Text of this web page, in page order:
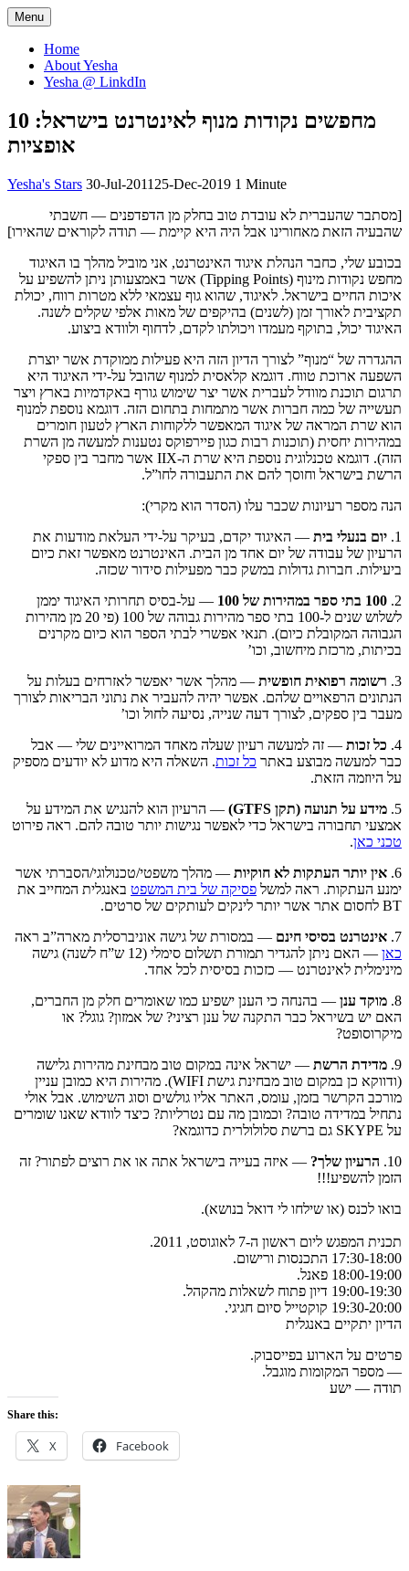
Skip
to
content
Dr Yesha / Prof Yesha
Let's think… together
Menu
Home
About Yesha
Yesha @ LinkdIn
מחפשים נקודות מנוף לאינטרנט בישראל: 10
אופציות
Yesha
Yesha's Stars 30-Jul-2011 25-Dec-2019 1 Minute
[מסתבר שהעברית לא עובדת טוב בחלק מן הדפדפנים — חשבתי
שהבעיה הזאת מאחורינו אבל היה היא קיימת — תודה לקוראים שהאירו]
בכובע שלי, כחבר הנהלת איגוד האינטרנט, אני מוביל מהלך בו האיגוד
מחפש נקודות מינוף (Tipping Points) אשר באמצעותן ניתן להשפיע על
איכות החיים בישראל. לאיגוד, שהוא גוף עצמאי ללא מטרות רווח, יכולת
תקציבית לאורך זמן (לשנים) בהיקפים של מאות אלפי שקלים לשנה.
האיגוד יכול, בתוקף מעמדו ויכולתו לקדם, לדחוף ולוודא ביצוע.
ההגדרה של “מנוף” לצורך הדיון הזה היא פעילות ממוקדת אשר יוצרת
השפעה ארוכת טווח. דוגמא קלאסית למנוף שהובל על-ידי האיגוד היא
תרגום תוכנת מוודל לעברית אשר יצר שימוש גורף באקדמיות בארץ ויצר
תעשייה של כמה חברות אשר מתמחות בתחום הזה. דוגמא נוספת למנוף
הוא שרת המראה של איגוד המאפשר ללקוחות הארץ לטעון חומרים
במהירות יחסית (תוכנות רבות כגון פיירפוקס נטענות למעשה מן השרת
הזה). דוגמא טכנלוגית נוספת היא שרת ה-IIX אשר מחבר בין ספקי
הרשת בישראל וחוסך להם את התעבורה לחו”ל.
הנה מספר רעיונות שכבר עלו (הסדר הוא מקרי):
1. יום בנעלי בית — האיגוד יקדם, בעיקר על-ידי העלאת מודעות את
הרעיון של עבודה של יום אחד מן הבית. האינטרנט מאפשר זאת כיום
ביעילות. חברות גדולות במשק כבר מפעילות סידור שכזה.
2. 100 בתי ספר במהירות של 100
— על-בסיס תחרותי האיגוד יממן
לשלוש שנים ל-100 בתי ספר מהירות גבוהה של 100 (פי 20 מן מהירות
הגבוהה המקובלת כיום). תנאי אפשרי לבתי הספר הוא כיום מקרנים
בכיתות, מרכזת מיחשוב, וכו’
3. רשומה רפואית חופשית — מהלך אשר יאפשר לאזרחים בעלות על
הנתונים הרפאויים שלהם. אפשר יהיה להעביר את נתוני הבריאות לצורך
מעבר בין ספקים, לצורך דעה שנייה, נסיעה לחול וכו’
4. כל זכות — זה למעשה רעיון שעלה מאחד המרואיינים שלי — אבל
כבר למעשה מבוצע באתר כל זכות. השאלה היא מדוע לא יודעים מספיק
על היוזמה הזאת.
5. מידע על תנועה (תקן GTFS)
— הרעיון הוא להנגיש את המידע על
אמצעי תחבורה בישראל כדי לאפשר נגישות יותר טובה להם. ראה פירוט
טכני כאן.
6. אין יותר העתקות לא חוקיות — מהלך משפטי/טכנולוגי/הסברתי אשר
ימנע העתקות. ראה למשל פסיקה של בית המשפט באנגלית המחייב את
BT לחסום אתר אשר יותר לינקים לעותקים של סרטים.
7. אינטרנט בסיסי חינם — במסורת של גישה אוניברסלית מארה”ב ראה
כאן
— האם ניתן להגדיר תמורת תשלום סימלי (12 ש”ח לשנה) גישה
מינימלית לאינטרנט — כזכות בסיסית לכל אחד.
8. מוקד ענן — בהנחה כי הענן ישפיע כמו שאומרים חלק מן החברים,
האם יש בשיראל כבר התקנה של ענן רציני? של אמזון? גוגל? או
מיקרוסופט?
9. מדידת הרשת — ישראל אינה במקום טוב מבחינת מהירות גלישה
(ודווקא כן במקום טוב מבחינת גישת WIFI). מהירות היא כמובן עניין
מורכב הקרשר בזמן, עומס, האתר אליו גולשים וסוג השימוש. אבל אולי
נתחיל במדידה טובה? וכמובן מה עם נטרליות? כיצד לוודא שאנו שומרים
על SKYPE גם ברשת סלולולרית כדוגמא?
10. הרעיון שלך? — איזה בעייה בישראל אתה או את רוצים לפתור? זה
הזמן להשפיע!!!
בואו לכנס (או שילחו לי דואל בנושא).
תכנית המפגש ליום ראשון ה-7 לאוגוסט, 2011.
17:30-18:00 התכנסות ורישום.
18:00-19:00 פאנל.
19:00-19:30 דיון פתוח לשאלות מהקהל.
19:30-20:00 קוקטייל סיום חגיגי.
הדיון יתקיים באנגלית
פרטים על הארוע בפייסבוק.
— מספר המקומות מוגבל.
תודה — ישע
Share this:
X Facebook